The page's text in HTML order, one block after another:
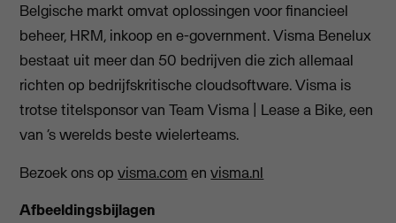
Belgische markt omvat oplossingen voor financieel
beheer, HRM, inkoop en e-government. Visma Benelux
bestaat uit meer dan 50 bedrijven die zich allemaal
richten op bedrijfskritische cloudsoftware. Visma is
trotse titelsponsor van Team Visma | Lease a Bike, een
van ‘s werelds beste wielerteams.
Bezoek ons opvisma.com envisma.nl
Afbeeldingsbijlagen